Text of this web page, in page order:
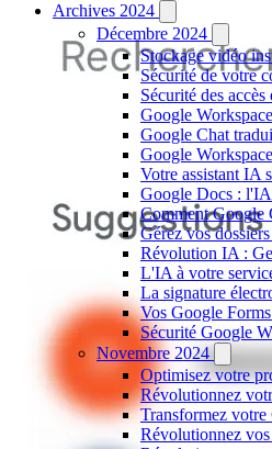
Archives 2024
Décembre 2024
Stockage vidéo
Sécurité de votre
Sécurité des
Google
Google Chat
Google
Votre assistant IA
Google Docs : l'IA
Comment Google
Gérez vos
Révolution IA :
L'IA à votre
La signature
Vos Google
Sécurité Google
Novembre 2024
Optimisez votre
Révolutionnez
Transformez votre
Révolutionnez